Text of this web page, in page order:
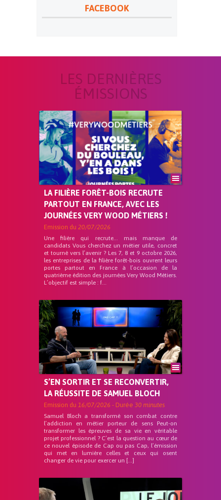
FACEBOOK
LES DERNIÈRES
ÉMISSIONS
LA FILIÈRE FORÊT-BOIS RECRUTE
PARTOUT EN FRANCE, AVEC LES
JOURNÉES VERY WOOD MÉTIERS !
Emission du 20/07/2026
Une filière qui recrute… mais manque de
candidats Vous cherchez un métier utile, concret
et tourné vers l’avenir ? Les 7, 8 et 9 octobre 2026,
les entreprises de la filière forêt-bois ouvrent leurs
portes partout en France à l’occasion de la
quatrième édition des journées Very Wood Métiers.
L’objectif est simple : f...
S’EN SORTIR ET SE RECONVERTIR,
LA RÉUSSITE DE SAMUEL BLOCH
Emission du 16/07/2026 - Durée 30 minutes
Samuel Bloch a transformé son combat contre
l’addiction en métier porteur de sens Peut-on
transformer les épreuves de sa vie en véritable
projet professionnel ? C’est la question au cœur de
ce nouvel épisode de Cap ou pas Cap, l’émission
qui met en lumière celles et ceux qui osent
changer de vie pour exercer un […]